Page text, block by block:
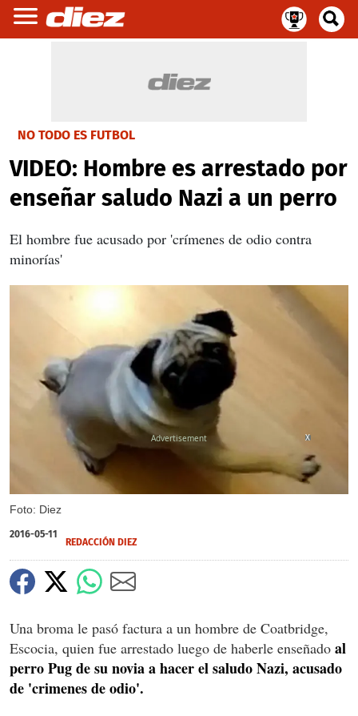
NO TODO ES FUTBOL
VIDEO: Hombre es arrestado por
enseñar saludo Nazi a un perro
El hombre fue acusado por 'crímenes de odio contra
minorías'
Foto: Diez
X
2016-05-11
REDACCIÓN DIEZ
Una broma le pasó factura a un hombre de Coatbridge,
Escocia, quien fue arrestado luego de haberle enseñado al
perro Pug de su novia a hacer el saludo Nazi, acusado
de 'crimenes de odio'.